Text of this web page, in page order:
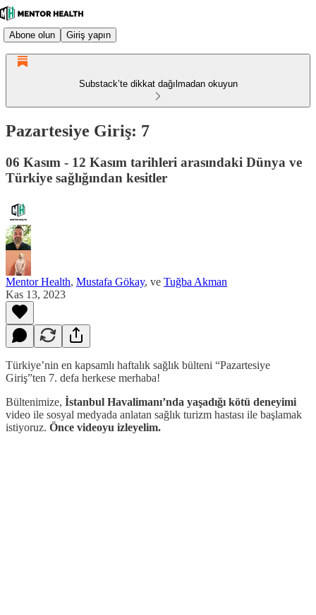
Abone olun Giriş yapın
Substack’te dikkat dağılmadan okuyun
Pazartesiye Giriş: 7
06 Kasım - 12 Kasım tarihleri arasındaki Dünya ve
Türkiye sağlığından kesitler
Mentor Health, Mustafa Gökay, ve Tuğba Akman
Kas 13, 2023
Türkiye’nin en kapsamlı haftalık sağlık bülteni “Pazartesiye
Giriş”ten 7. defa herkese merhaba!
Bültenimize, İstanbul Havalimanı’nda yaşadığı kötü deneyimi
video ile sosyal medyada anlatan sağlık turizm hastası ile başlamak
istiyoruz. Önce videoyu izleyelim.